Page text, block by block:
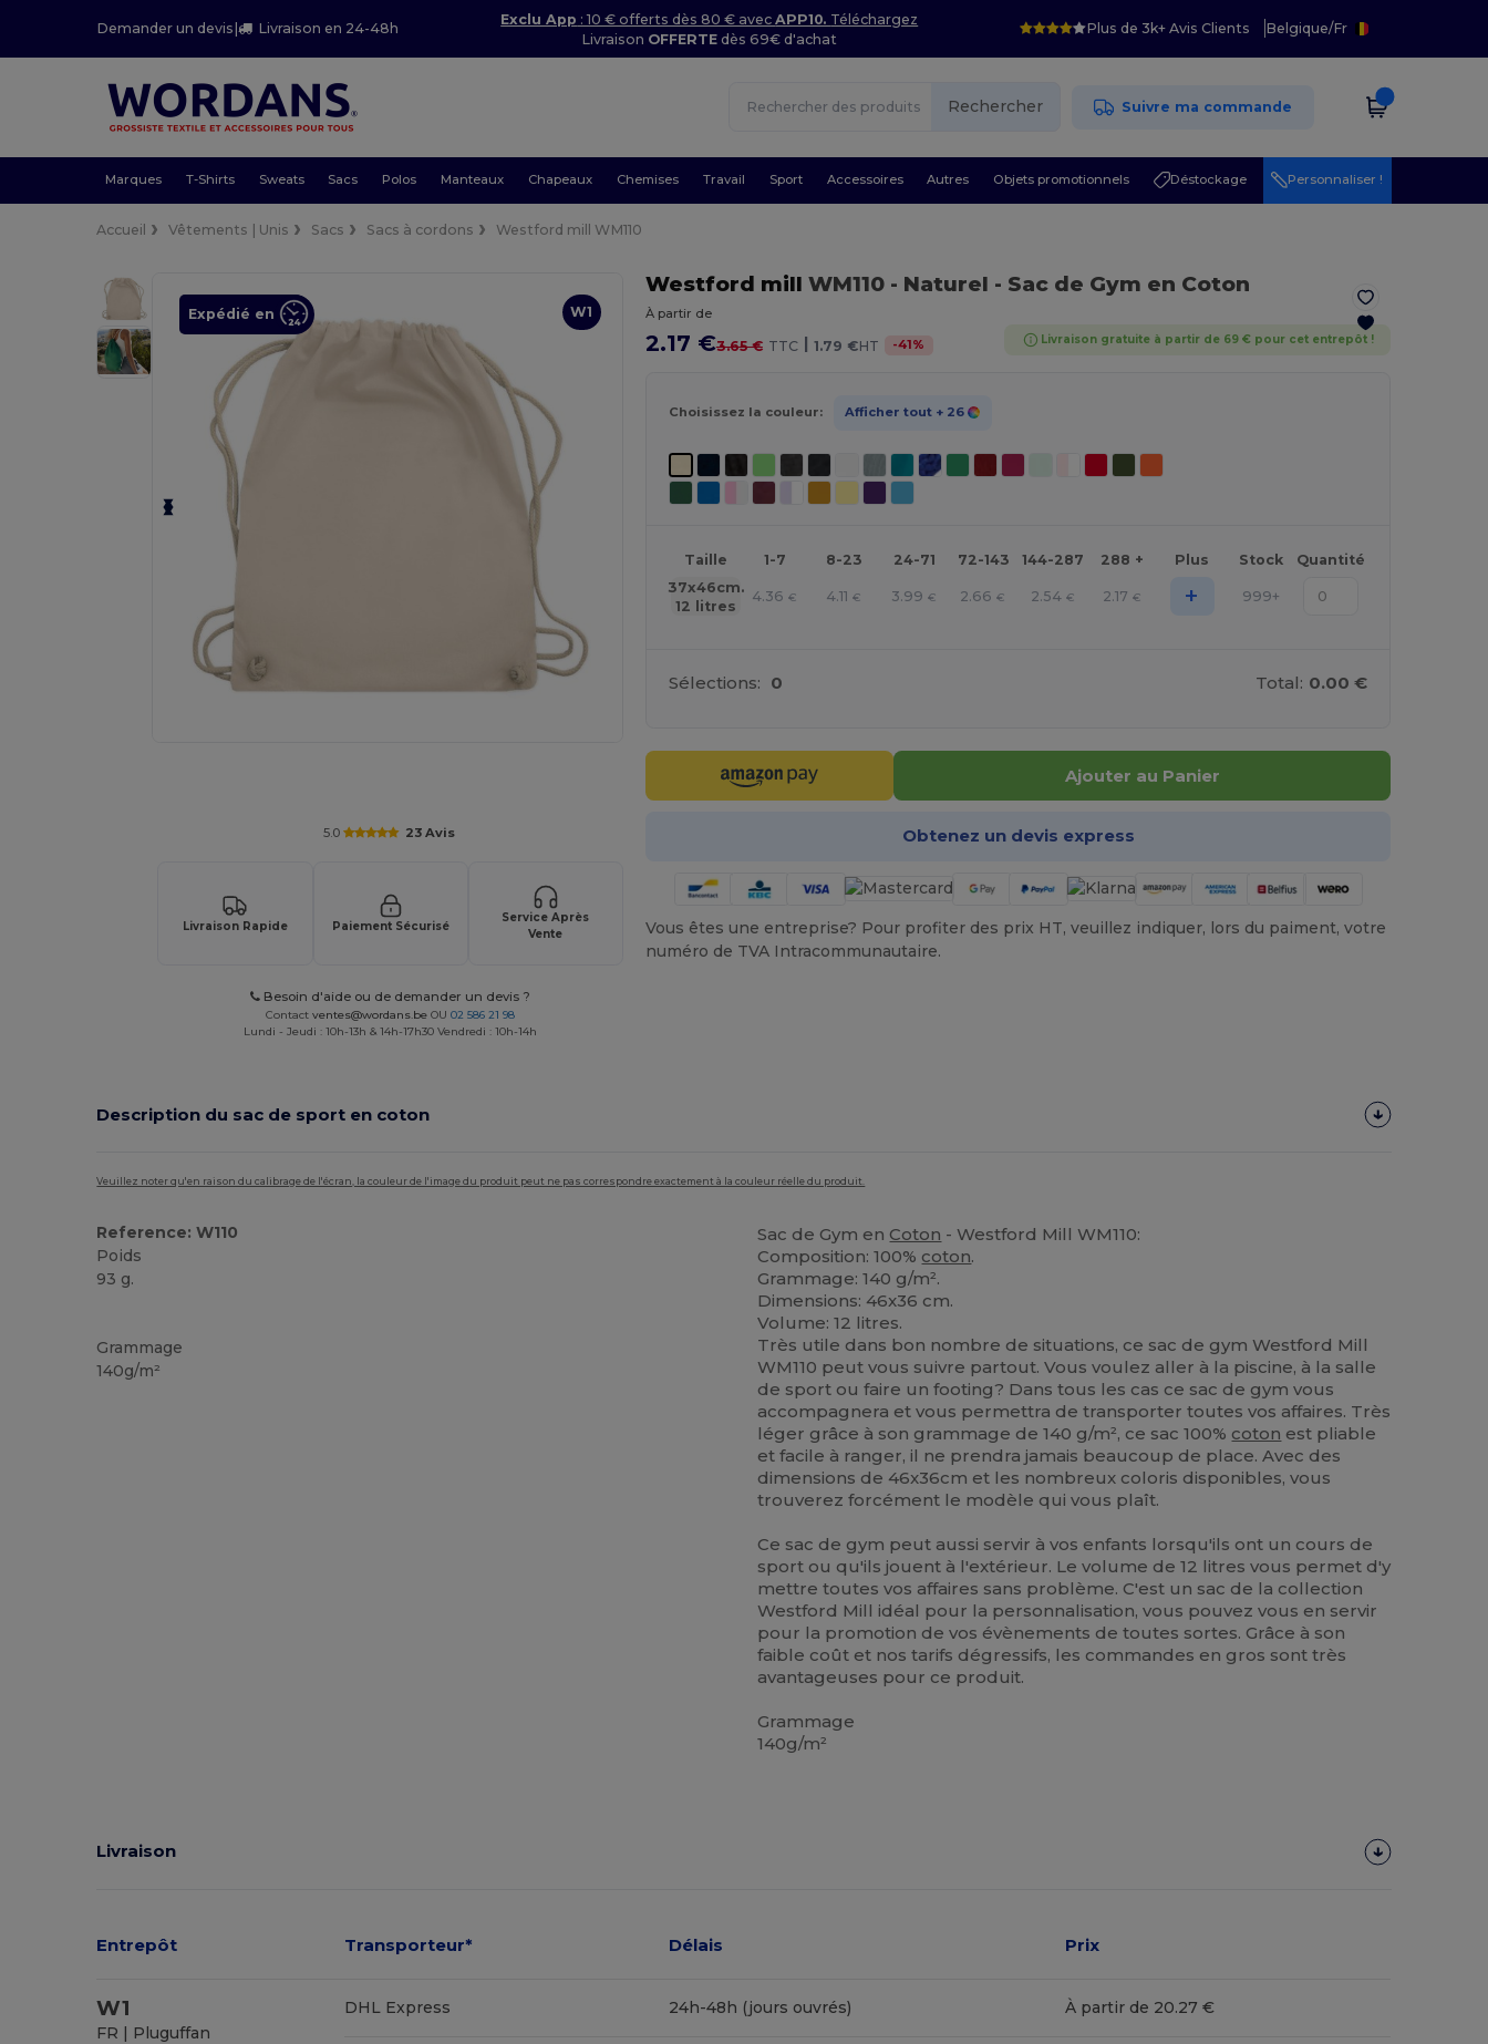
Demander un devis | Livraison en 24-48h
Exclu App : 10 € offerts dès 80 € avecAPP10. Téléchargez
Livraison OFFERTE dès 69€ d'achat
Plus de 3k+ Avis Clients Belgique/Fr
Rechercher Suivre ma commande
Marques T-Shirts Sweats Sacs Polos Manteaux Chapeaux Chemises Travail Sport Accessoires Autres Objets promotionnels Déstockage Personnaliser !
Accueil Vêtements | Unis Sacs Sacs à cordons Westford mill WM110
W1
Expédié en
5.0 23 Avis
Livraison Rapide Paiement Sécurisé
Service Après
Vente
Besoin d'aide ou de demander un devis ?
Contactventes@wordans.be OU02 586 21 98
Lundi - Jeudi : 10h-13h & 14h-17h30 Vendredi : 10h-14h
Westford mill WM110 - Naturel - Sac de Gym en Coton
À partir de
2.17 €3.65 € TTC | 1.79 €HT -41% Livraison gratuite à partir de 69 € pour cet entrepôt !
Choisissez la couleur: Afficher tout + 26
Taille 1-7 8-23 24-71 72-143 144-287 288 + Plus Stock
Quantité
37x46cm.
12 litres
4.36 € 4.11 € 3.99 € 2.66 € 2.54 € 2.17 € + 999+
Sélections: 0 Total: 0.00 €
Ajouter au Panier
Obtenez un devis express
Vous êtes une entreprise? Pour profiter des prix HT, veuillez indiquer, lors du paiment, votre
numéro de TVA Intracommunautaire.
Description du sac de sport en coton
Veuillez noter qu'en raison du calibrage de l'écran, la couleur de l'image du produit peut ne pas correspondre exactement à la couleur réelle du produit.
Reference: W110
Poids
93 g.
Grammage
140g/m²
Sac de Gym en Coton - Westford Mill WM110:
Composition: 100% coton.
Grammage: 140 g/m².
Dimensions: 46x36 cm.
Volume: 12 litres.
Très utile dans bon nombre de situations, ce sac de gym Westford Mill
WM110 peut vous suivre partout. Vous voulez aller à la piscine, à la salle
de sport ou faire un footing? Dans tous les cas ce sac de gym vous
accompagnera et vous permettra de transporter toutes vos affaires. Très
léger grâce à son grammage de 140 g/m², ce sac 100% coton est pliable
et facile à ranger, il ne prendra jamais beaucoup de place. Avec des
dimensions de 46x36cm et les nombreux coloris disponibles, vous
trouverez forcément le modèle qui vous plaît.
Ce sac de gym peut aussi servir à vos enfants lorsqu'ils ont un cours de
sport ou qu'ils jouent à l'extérieur. Le volume de 12 litres vous permet d'y
mettre toutes vos affaires sans problème. C'est un sac de la collection
Westford Mill idéal pour la personnalisation, vous pouvez vous en servir
pour la promotion de vos évènements de toutes sortes. Grâce à son
faible coût et nos tarifs dégressifs, les commandes en gros sont très
avantageuses pour ce produit.
Grammage
140g/m²
Livraison
Entrepôt Transporteur* Délais Prix
W1
FR | Pluguffan
DHL Express 24h-48h (jours ouvrés) À partir de 20.27 €